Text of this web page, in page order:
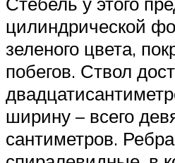
цилиндрической
зеленого цвета,
побегов. Ствол
ширину – всего
сантиметров.